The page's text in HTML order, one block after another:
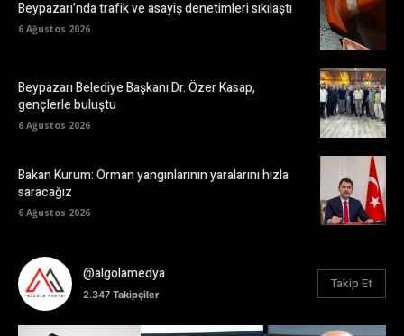
Beypazarı’nda trafik ve asayiş denetimleri sıkılaştı
6 Ağustos 2026
Beypazarı Belediye Başkanı Dr. Özer Kasap,
gençlerle buluştu
6 Ağustos 2026
Bakan Kurum: Orman yangınlarının yaralarını hızla
saracağız
6 Ağustos 2026
@algolamedya
2.347 Takipçiler
Takip Et